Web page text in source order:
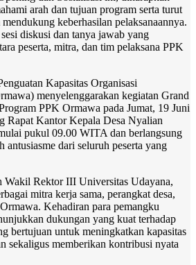
arah dan tujuan program serta turut
keberhasilan pelaksanaannya.
diskusi dan tanya jawab yang
peserta, mitra, dan tim pelaksana PPK
Kapasitas Organisasi
menyelenggarakan kegiatan Grand
PPK Ormawa pada Jumat, 19 Juni
Rapat Kantor Kepala Desa Nyalian
pukul 09.00 WITA dan berlangsung
antusiasme dari seluruh peserta yang
Wakil Rektor III Universitas Udayana,
mitra kerja sama, perangkat desa,
Kehadiran para pemangku
dukungan yang kuat terhadap
bertujuan untuk meningkatkan kapasitas
sekaligus memberikan kontribusi nyata